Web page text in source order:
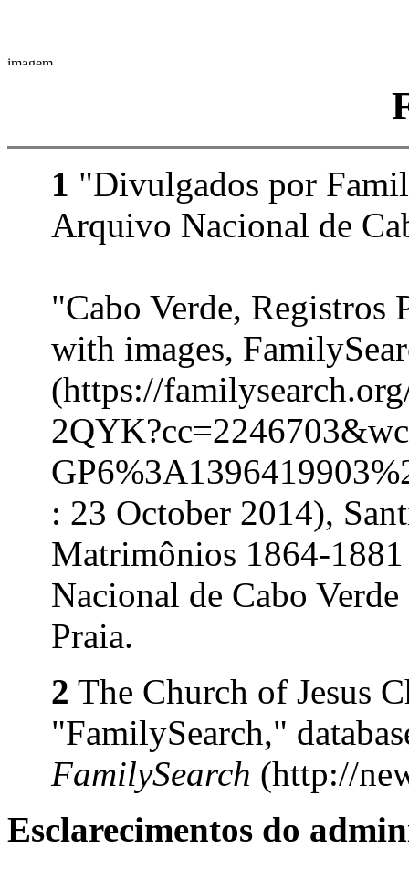
1 "Divulgados por
Arquivo Nacional de
"Cabo Verde, Registros
with images,
(https://
: 23 October 2014),
Matrimônios 1864-
Nacional de Cabo
Praia.
2 The Church of Jesus
"FamilySearch,"
FamilySearch (http://
Esclarecimentos do